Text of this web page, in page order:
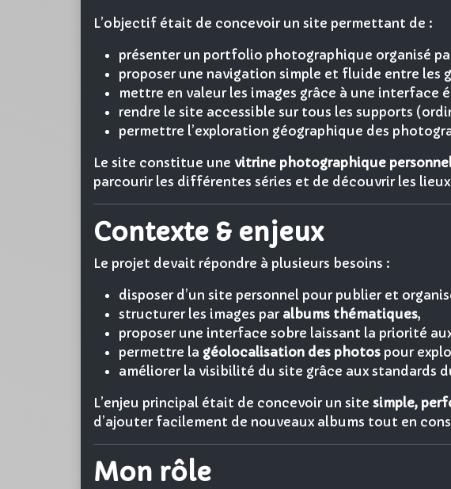
L’objectif était de concevoir un site permettant de :
présenter un portfolio photographique organisé
proposer une navigation simple et fluide entre les
mettre en valeur les images grâce à une interface
rendre le site accessible sur tous les supports
permettre l’exploration géographique des
Le site constitue une vitrine photographique
parcourir les différentes séries et de découvrir les
Contexte & enjeux
Le projet devait répondre à plusieurs besoins :
disposer d’un site personnel pour publier et
structurer les images par albums thématiques,
proposer une interface sobre laissant la priorité
permettre la géolocalisation des photos pour
améliorer la visibilité du site grâce aux standards
L’enjeu principal était de concevoir un site simple,
d’ajouter facilement de nouveaux albums tout en
Mon rôle